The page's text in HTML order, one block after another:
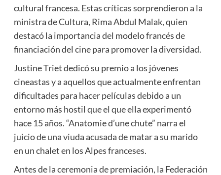
cultural francesa. Estas críticas sorprendieron a la
ministra de Cultura, Rima Abdul Malak, quien
destacó la importancia del modelo francés de
financiación del cine para promover la diversidad.
Justine Triet dedicó su premio a los jóvenes
cineastas y a aquellos que actualmente enfrentan
dificultades para hacer películas debido a un
entorno más hostil que el que ella experimentó
hace 15 años. “Anatomie d’une chute” narra el
juicio de una viuda acusada de matar a su marido
en un chalet en los Alpes franceses.
Antes de la ceremonia de premiación, la Federación